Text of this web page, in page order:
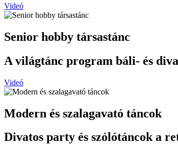
Videó
Senior hobby társastánc
A világtánc program báli- és
Videó
Modern és szalagavató táncok
Divatos party és szólótáncok a